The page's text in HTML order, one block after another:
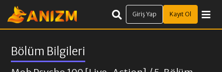
Giriş Yap Kayıt Ol
Bölüm Bilgileri